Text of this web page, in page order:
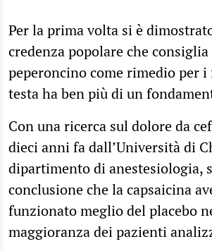
Per la prima volta si è
credenza popolare che
peperoncino come rimedio per
testa ha ben più di un
Con una ricerca sul dolore da
dieci anni fa dall’Università di
dipartimento di anestesiologia,
conclusione che la capsaicina
funzionato meglio del placebo
maggioranza dei pazienti